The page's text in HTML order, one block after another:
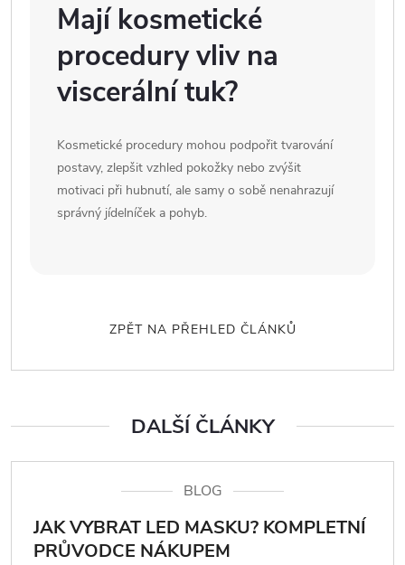
Mají kosmetické
procedury vliv na
viscerální tuk?
Kosmetické procedury mohou podpořit tvarování
postavy, zlepšit vzhled pokožky nebo zvýšit
motivaci při hubnutí, ale samy o sobě nenahrazují
správný jídelníček a pohyb.
ZPĚT NA PŘEHLED ČLÁNKŮ
DALŠÍ ČLÁNKY
BLOG
JAK VYBRAT LED MASKU? KOMPLETNÍ
PRŮVODCE NÁKUPEM